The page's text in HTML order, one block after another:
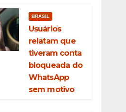
BRASIL
Usuários
relatam que
tiveram conta
bloqueada do
WhatsApp
sem motivo